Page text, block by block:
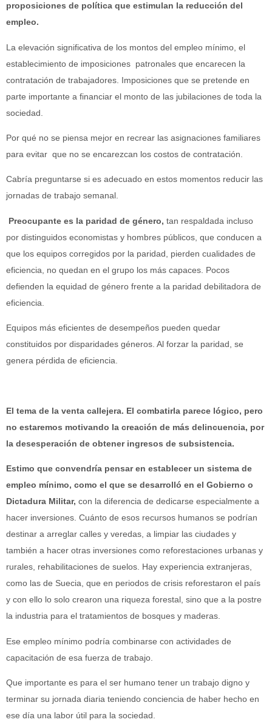
proposiciones de política que estimulan la reducción del
empleo.
La elevación significativa de los montos del empleo mínimo, el
establecimiento de imposiciones patronales que encarecen la
contratación de trabajadores. Imposiciones que se pretende en
parte importante a financiar el monto de las jubilaciones de toda la
sociedad.
Por qué no se piensa mejor en recrear las asignaciones familiares
para evitar que no se encarezcan los costos de contratación.
Cabría preguntarse si es adecuado en estos momentos reducir las
jornadas de trabajo semanal.
Preocupante es la paridad de género, tan respaldada incluso
por distinguidos economistas y hombres públicos, que conducen a
que los equipos corregidos por la paridad, pierden cualidades de
eficiencia, no quedan en el grupo los más capaces. Pocos
defienden la equidad de género frente a la paridad debilitadora de
eficiencia.
Equipos más eficientes de desempeños pueden quedar
constituidos por disparidades géneros. Al forzar la paridad, se
genera pérdida de eficiencia.
El tema de la venta callejera. El combatirla parece lógico, pero
no estaremos motivando la creación de más delincuencia, por
la desesperación de obtener ingresos de subsistencia.
Estimo que convendría pensar en establecer un sistema de
empleo mínimo, como el que se desarrolló en el Gobierno o
Dictadura Militar, con la diferencia de dedicarse especialmente a
hacer inversiones. Cuánto de esos recursos humanos se podrían
destinar a arreglar calles y veredas, a limpiar las ciudades y
también a hacer otras inversiones como reforestaciones urbanas y
rurales, rehabilitaciones de suelos. Hay experiencia extranjeras,
como las de Suecia, que en periodos de crisis reforestaron el país
y con ello lo solo crearon una riqueza forestal, sino que a la postre
la industria para el tratamientos de bosques y maderas.
Ese empleo mínimo podría combinarse con actividades de
capacitación de esa fuerza de trabajo.
Que importante es para el ser humano tener un trabajo digno y
terminar su jornada diaria teniendo conciencia de haber hecho en
ese día una labor útil para la sociedad.